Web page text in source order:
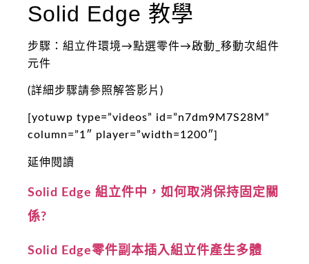
Solid Edge 教學
步驟：組立件環境→點選零件→啟動_移動次組件
元件
(詳細步驟請參照解答影片)
[yotuwp type=”videos” id=”n7dm9M7S28M”
column=”1″ player=”width=1200″]
延伸閱讀
Solid Edge 組立件中，如何取消保持固定關
係?
Solid Edge零件副本插入組立件產生多體